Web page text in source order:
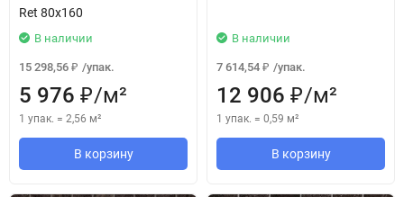
Ret 80x160
В наличии
15 298,56 ₽ /упак.
5 976 ₽/м²
1 упак. = 2,56 м²
В корзину
В наличии
7 614,54 ₽ /упак.
12 906 ₽/м²
1 упак. = 0,59 м²
В корзину